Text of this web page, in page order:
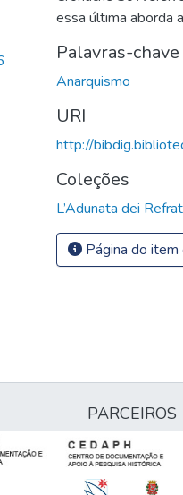
essa última aborda
Palavras-chave
Anarquismo
URI
http://
Coleções
L’Adunata dei
Página do
PARCEIROS